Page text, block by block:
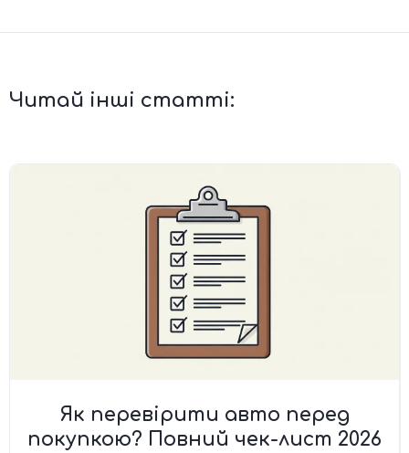
Читай інші статті:
Як перевірити авто перед
покупкою? Повний чек-лист 2026